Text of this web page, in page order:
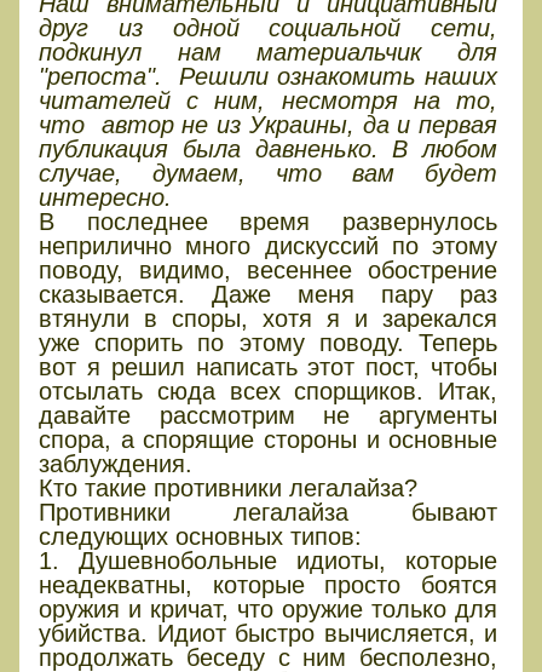
друг из одной социальной сети,
подкинул нам материальчик для
"репоста". Решили ознакомить наших
читателей с ним, несмотря на то,
что автор не из Украины, да и первая
публикация была давненько. В любом
случае, думаем, что вам будет
интересно.
В последнее время развернулось
неприлично много дискуссий по этому
поводу, видимо, весеннее обострение
сказывается. Даже меня пару раз
втянули в споры, хотя я и зарекался
уже спорить по этому поводу. Теперь
вот я решил написать этот пост, чтобы
отсылать сюда всех спорщиков. Итак,
давайте рассмотрим не аргументы
спора, а спорящие стороны и основные
заблуждения.
Кто такие противники легалайза?
Противники легалайза бывают
следующих основных типов:
1. Душевнобольные идиоты, которые
неадекватны, которые просто боятся
оружия и кричат, что оружие только для
убийства. Идиот быстро вычисляется, и
продолжать беседу с ним бесполезно,